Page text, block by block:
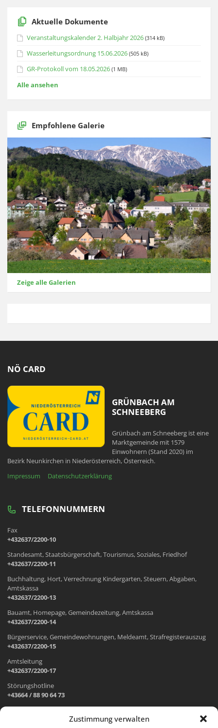
Zustimmung verwalten
Aktuelle Dokumente
Veranstaltungskalender 2. Halbjahr 2026 (314 kB)
Wasserleitungsordnung 15.06.2026 (505 kB)
GR-Protokoll vom 18.05.2026 (1 MB)
Alle ansehen
Empfohlene Galerie
Zeige alle Galerien
NÖ CARD
GRÜNBACH AM
SCHNEEBERG
Grünbach am Schneeberg ist eine
Marktgemeinde mit 1579
Einwohnern (Stand 2020) im
Bezirk Neunkirchen in Niederösterreich, Österreich.
Impressum
Datenschutzerklärung
TELEFONNUMMERN
Fax
+432637/2200-10
Standesamt, Staatsbürgerschaft, Tourismus, Soziales, Friedhof
+432637/2200-11
Buchhaltung, Hort, Verrechnung Kindergarten, Steuern, Abgaben,
Amtskassa
+432637/2200-13
Bauamt, Homepage, Gemeindezeitung, Amtskassa
+432637/2200-14
Bürgerservice, Gemeindewohnungen, Meldeamt, Strafregisterauszug
+432637/2200-15
Amtsleitung
+432637/2200-17
Störungshotline
+43664 / 88 90 64 73